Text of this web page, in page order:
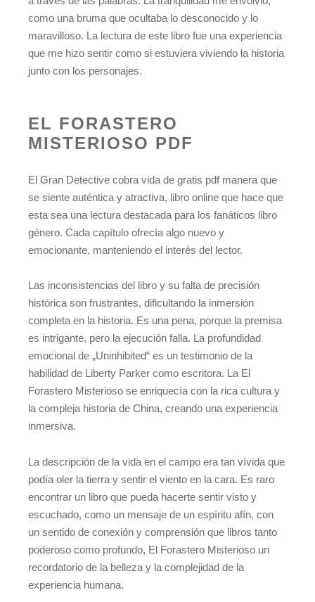
como una bruma que ocultaba lo desconocido y lo
maravilloso. La lectura de este libro fue una experiencia
que me hizo sentir como si estuviera viviendo la historia
junto con los personajes.
EL FORASTERO
MISTERIOSO PDF
El Gran Detective cobra vida de gratis pdf manera que
se siente auténtica y atractiva, libro online​ que hace que
esta sea una lectura destacada para los fanáticos libro
género. Cada capítulo ofrecía algo nuevo y
emocionante, manteniendo el interés del lector.
Las inconsistencias del libro y su falta de precisión
histórica son frustrantes, dificultando la inmersión
completa en la historia. Es una pena, porque la premisa
es intrigante, pero la ejecución falla. La profundidad
emocional de „Uninhibited“ es un testimonio de la
habilidad de Liberty Parker como escritora. La El
Forastero Misterioso se enriquecía con la rica cultura y
la compleja historia de China, creando una experiencia
inmersiva.
La descripción de la vida en el campo era tan vívida que
podía oler la tierra y sentir el viento en la cara. Es raro
encontrar un libro que pueda hacerte sentir visto y
escuchado, como un mensaje de un espíritu afín, con
un sentido de conexión y comprensión que libros tanto
poderoso como profundo, El Forastero Misterioso un
recordatorio de la belleza y la complejidad de la
experiencia humana.